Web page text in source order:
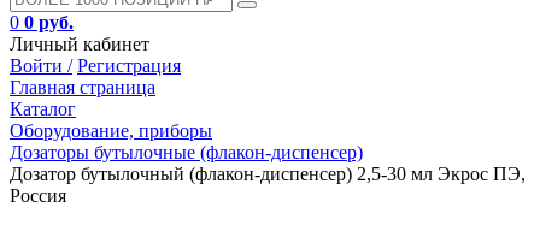
0 0 руб.
Личный кабинет
Войти / Регистрация
Главная страница
Каталог
Оборудование, приборы
Дозаторы бутылочные (флакон-диспенсер)
Дозатор бутылочный (флакон-диспенсер) 2,5-30 мл Экрос ПЭ,
Россия